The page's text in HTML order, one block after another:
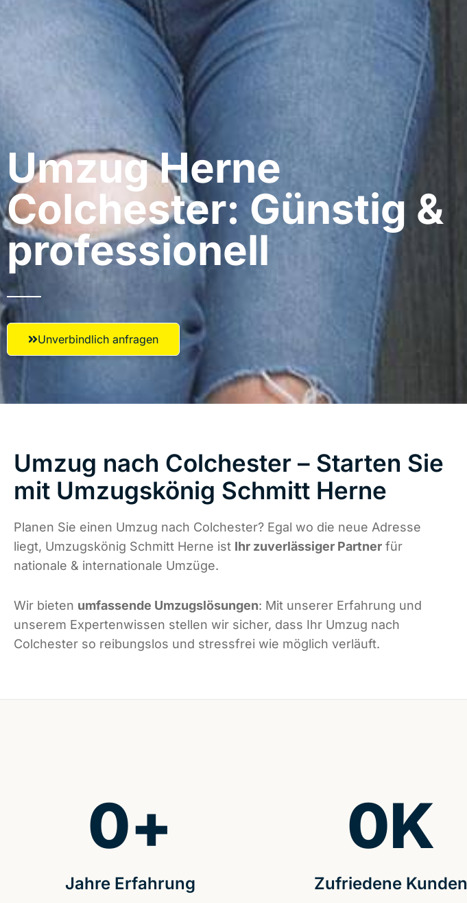
Umzug Herne​
Colchester: Günstig &
professionell​
Unverbindlich anfragen
Umzug nach Colchester – Starten Sie
mit Umzugskönig Schmitt Herne
Planen Sie einen Umzug nach Colchester? Egal wo die neue Adresse
liegt, Umzugskönig Schmitt Herne ist Ihr zuverlässiger Partner für
nationale & internationale Umzüge.
Wir bieten umfassende Umzugslösungen: Mit unserer Erfahrung und
unserem Expertenwissen stellen wir sicher, dass Ihr Umzug nach
Colchester so reibungslos und stressfrei wie möglich verläuft.
Jahre Erfahrung
0+
Zufriedene Kunden
0K